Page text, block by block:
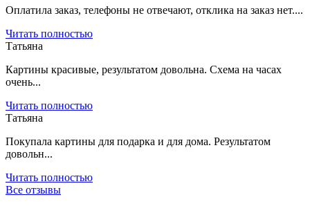
Оплатила заказ, телефоны не отвечают, отклика на заказ нет....
Читать полностью
Татьяна
Картины красивые, результатом довольна. Схема на часах
очень...
Читать полностью
Татьяна
Покупала картины для подарка и для дома. Результатом
довольн...
Читать полностью
Все отзывы